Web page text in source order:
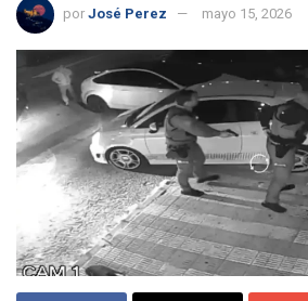
por José Perez mayo 15, 2026